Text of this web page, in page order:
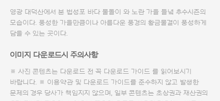
영광 대덕산에서 본 법성포 바다 물돌이 와 노란 가을 들녘 추수시즌의
모습이다. 풍성한 가을만큼이나 아름다운 풍경의 황금물결이 풍성하게
담을 수 있는 곳이다.
이미지 다운로드시 주의사항
※ 사진 콘텐츠는 다운로드 전 꼭 다운로드 가이드 를 읽어보시기
바랍니다. ※ 이용약관 및 다운로드 가이드를 준수하지 않고 발생한
문제의 경우 당사가 책임지지 않으며, 일부 콘텐츠는 초상권과 재산권의